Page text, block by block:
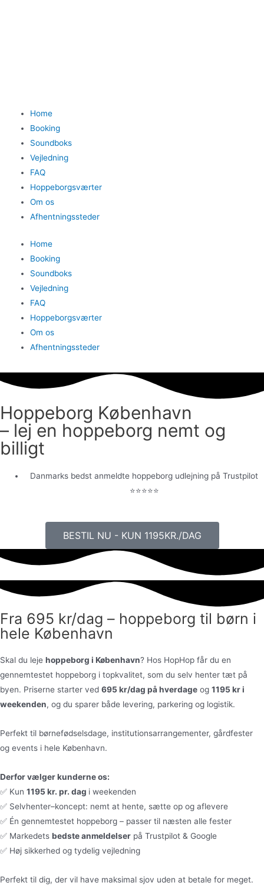
Home
Booking
Soundboks
Vejledning
FAQ
Hoppeborgsværter
Om os
Afhentningssteder
Home
Booking
Soundboks
Vejledning
FAQ
Hoppeborgsværter
Om os
Afhentningssteder
Hoppeborg København
– lej en hoppeborg nemt og
billigt
Danmarks bedst anmeldte hoppeborg udlejning på Trustpilot
⭐️⭐️⭐️⭐️⭐️
BESTIL NU - KUN 1195KR./DAG
Fra 695 kr/dag – hoppeborg til børn i
hele København
Skal du leje hoppeborg i København? Hos HopHop får du en
gennemtestet hoppeborg i topkvalitet, som du selv henter tæt på
byen. Priserne starter ved 695 kr/dag på hverdage og 1195 kr i
weekenden, og du sparer både levering, parkering og logistik.
Perfekt til børnefødselsdage, institutionsarrangementer, gårdfester
og events i hele København.
Derfor vælger kunderne os:
✅ Kun 1195 kr. pr. dag i weekenden
✅ Selvhenter–koncept: nemt at hente, sætte op og aflevere
✅ Én gennemtestet hoppeborg – passer til næsten alle fester
✅ Markedets bedste anmeldelser på Trustpilot & Google
✅ Høj sikkerhed og tydelig vejledning
Perfekt til dig, der vil have maksimal sjov uden at betale for meget.